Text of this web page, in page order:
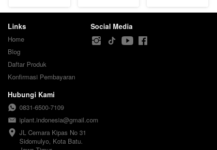
Links
Home
Blog
Daftar Produk
Konfirmasi Pembayaran
Social Media
Hubungi Kami
0831-6500-7109
iplant.indonesia@gmail.com
JL Cemara Kipas No 31
Sidomulyo, Kota Batu.